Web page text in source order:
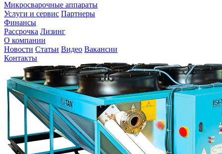
Микросварочные аппараты
Услуги и сервис Партнеры
Финансы
Рассрочка Лизинг
О компании
Новости Статьи Видео Вакансии
Контакты